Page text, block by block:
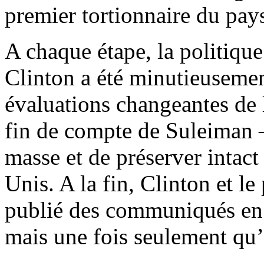
premier tortionnaire du
A chaque étape, la
Clinton a été
évaluations changeantes
fin de compte de Suleiman
masse et de préserver
Unis. A la fin, Clinton et le
publié des communiqués
mais une fois seulement